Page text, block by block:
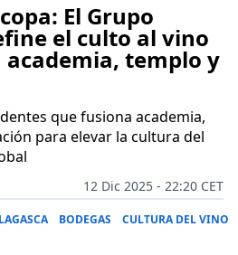
El Grupo
el culto al vino
templo y
que fusiona academia,
para elevar la cultura del
12 Dic 2025 - 22:20 CET
BODEGAS CULTURA DEL VINO